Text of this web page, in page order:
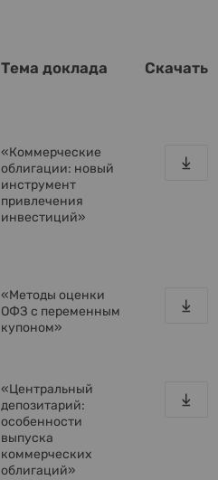
Тема доклада Скачать
«Коммерческие
облигации: новый
инструмент
привлечения
инвестиций»
«Методы оценки
ОФЗ с переменным
купоном»
«Центральный
депозитарий:
особенности
выпуска
коммерческих
облигаций»